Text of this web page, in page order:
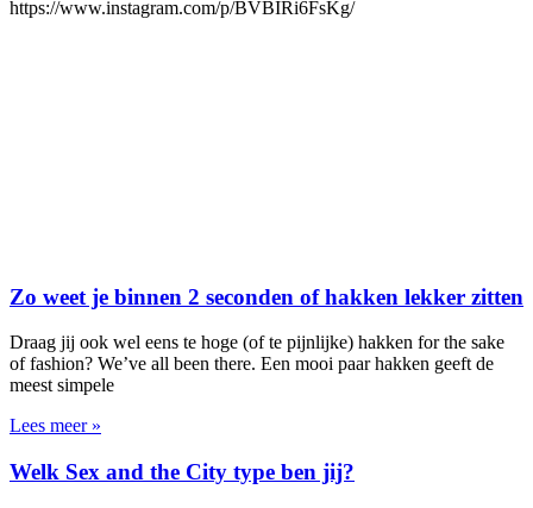
https://www.instagram.com/p/BVBIRi6FsKg/
Zo weet je binnen 2 seconden of hakken lekker zitten
Draag jij ook wel eens te hoge (of te pijnlijke) hakken for the sake
of fashion? We’ve all been there. Een mooi paar hakken geeft de
meest simpele
Lees meer »
Welk Sex and the City type ben jij?